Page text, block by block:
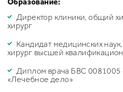
Директор клиники, общий
хирург
Кандидат медицинских
хирург высшей
Диплом врача БВС 0081005
«Лечебное дело»